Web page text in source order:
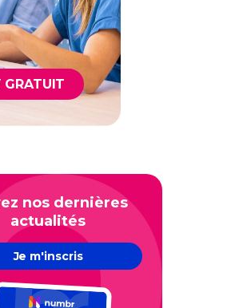
GRATUIT
nos dernières
actualités
Je m'inscris